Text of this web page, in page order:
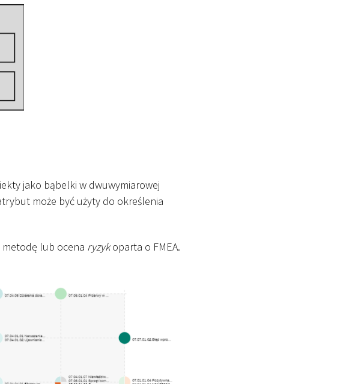
jako bąbelki w dwuwymiarowej
może być użyty do określenia
lub ocena ryzykoparta o FMEA.